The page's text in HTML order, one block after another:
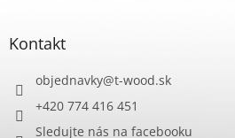
Kontakt
objednavky@t-wood.sk
+420 774 416 451
Sledujte nás na facebooku